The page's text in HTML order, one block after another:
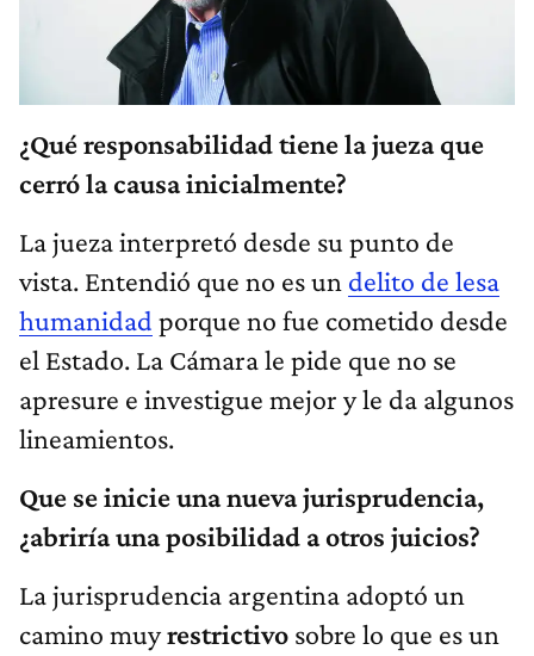
¿Qué responsabilidad tiene la jueza que
cerró la causa inicialmente?
La jueza interpretó desde su punto de
vista. Entendió que no es un delito de lesa
humanidad porque no fue cometido desde
el Estado. La Cámara le pide que no se
apresure e investigue mejor y le da algunos
lineamientos.
Que se inicie una nueva jurisprudencia,
¿abriría una posibilidad a otros juicios?
La jurisprudencia argentina adoptó un
camino muyrestrictivo sobre lo que es un